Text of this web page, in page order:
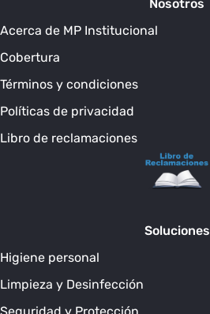
Nosotros
Acerca de MP Institucional
Cobertura
Términos y condiciones
Políticas de privacidad
Libro de reclamaciones
Soluciones
Higiene personal
Limpieza y Desinfección
Seguridad y Protección